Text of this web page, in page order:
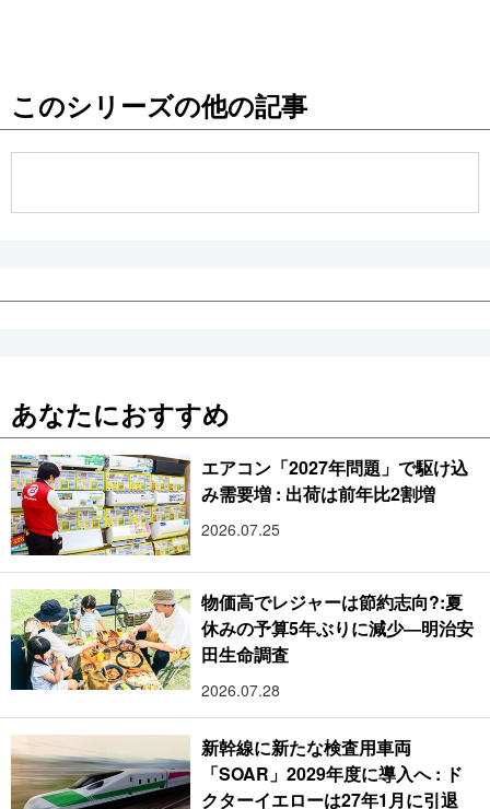
公式SNS
このシリーズの他の記事
あなたにおすすめ
エアコン「2027年問題」で駆け込
み需要増 : 出荷は前年比2割増
2026.07.25
物価高でレジャーは節約志向?:夏
休みの予算5年ぶりに減少―明治安
田生命調査
2026.07.28
新幹線に新たな検査用車両
「SOAR」2029年度に導入へ : ド
クターイエローは27年1月に引退